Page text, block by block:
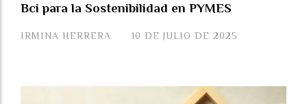
Bci para la Sostenibilidad en PYMES
IRMINA HERRERA 10 DE JULIO DE 2025